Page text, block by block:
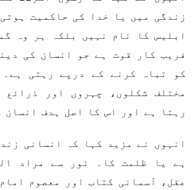
زندگی میں یا خدا کی حاکمیت
ابلیس کا نام نہیں بلکہ ہر وہ
فریب کار قوت ہے جو انسان کی
کو تباہ کرنے کے درپے رہتی
مختلف شکلوں، چہروں اور
رہتا ہے اور اس کا اصل ہدف
انہوں نے مزید کہا کہ انسانی
ہے یا ظلمت کا۔ نور سے مراد
عقل، آسمانی کتاب اور معصوم